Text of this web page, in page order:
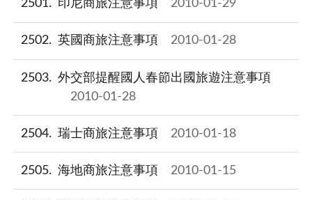
2501 印尼商旅注意事項 2010-01-29
2502 英國商旅注意事項 2010-01-28
2503
外交部提醒國人春節出國旅遊注意事項
2010-01-28
2504 瑞士商旅注意事項 2010-01-18
2505 海地商旅注意事項 2010-01-15